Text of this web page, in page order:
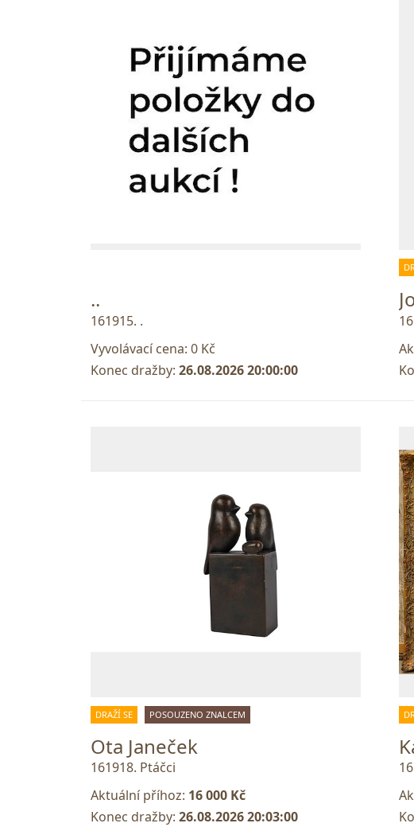
..
161915. .
Vyvolávací cena: 0 Kč
Konec dražby: 26.08.2026 20:00:00
DRAŽÍ SE POSOUZENO ZNALCEM
Ota Janeček
161918. Ptáčci
Aktuální příhoz: 16 000 Kč
Konec dražby: 26.08.2026 20:03:00